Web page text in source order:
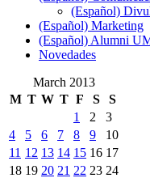
(Español)
(Español) Marketing
(Español) Alumni
Novedades
March 2013
M T W T F S
S
1
2
3
4
5 6 7 8 9
10
11 12 13 14 15 16 17
18 19 20 21 22 23 24